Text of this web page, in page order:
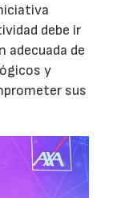
debe ir
adecuada de
y
sus